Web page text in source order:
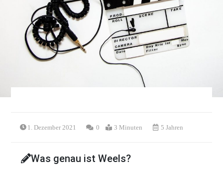
1. Dezember 2021 0 3 Minuten 5 Jahren
Was genau ist Weels?